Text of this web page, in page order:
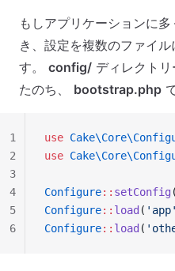
もしアプリケーションに
き、設定を複数のファイ
す。 config/ ディレクト
たのち、 bootstrap.php
use
use
Configure:: setConfig (
Configure:: load ( 'app'
Configure:: load (
1
2
3
4
5
6